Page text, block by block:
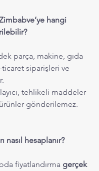
hangi
parça, makine, gıda
siparişleri ve
tehlikeli maddeler
ürünler gönderilemez.
nasıl hesaplanır?
fiyatlandırma gerçek